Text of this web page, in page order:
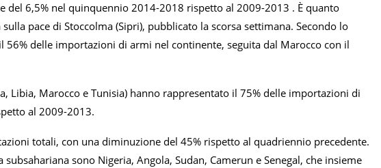
6,5% nel quinquennio 2014-2018 rispetto al 2009-2013 . È quanto
pace di Stoccolma (Sipri), pubblicato la scorsa settimana. Secondo lo
delle importazioni di armi nel continente, seguita dal Marocco con il
Libia, Marocco e Tunisia) hanno rappresentato il 75% delle importazioni di
al 2009-2013.
totali, con una diminuzione del 45% rispetto al quadriennio precedente.
sono Nigeria, Angola, Sudan, Camerun e Senegal, che insieme